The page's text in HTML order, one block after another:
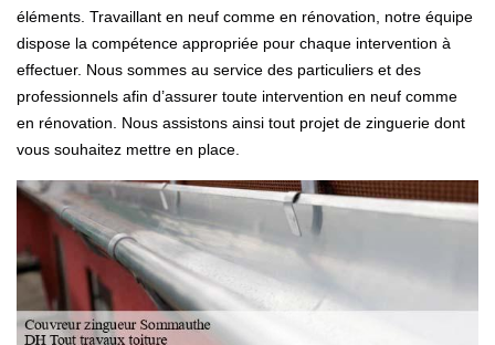
éléments. Travaillant en neuf comme en rénovation, notre équipe
dispose la compétence appropriée pour chaque intervention à
effectuer. Nous sommes au service des particuliers et des
professionnels afin d’assurer toute intervention en neuf comme
en rénovation. Nous assistons ainsi tout projet de zinguerie dont
vous souhaitez mettre en place.